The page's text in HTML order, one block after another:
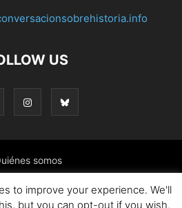
US
somos
y las ideas que nos mueven
to improve your experience. We'll
but you can opt-out if you wish.